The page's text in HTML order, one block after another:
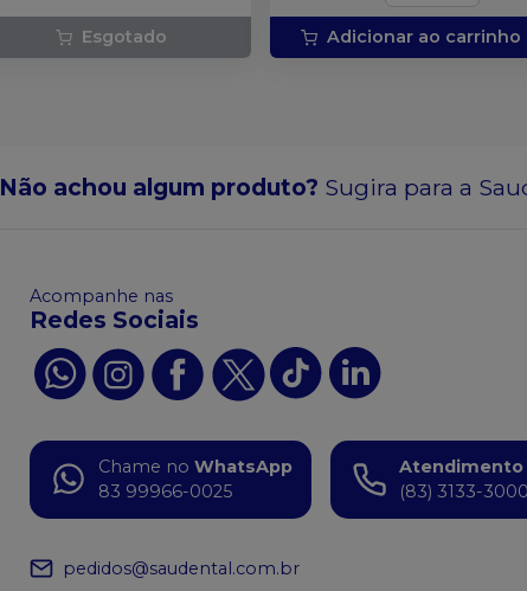
Esgotado Adicionar ao carrinho
Não achou algum produto? Sugira para a
Acompanhe nas
Redes Sociais
Chame no WhatsApp
83 99966-0025
Atendimento
(83) 3133-3000
pedidos@saudental.com.br